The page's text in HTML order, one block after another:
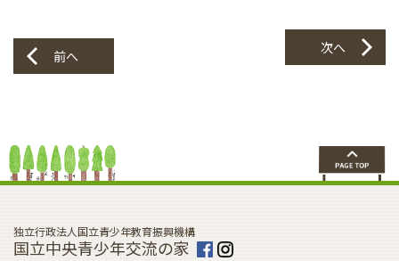
前へ 次へ
独立行政法人国立青少年教育振興機構
国立中央青少年交流の家